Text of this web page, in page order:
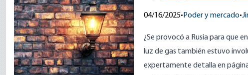
04/16/2025• Poder y mercado•
¿Se provocó a Rusia para que
luz de gas también estuvo
expertamente detalla en